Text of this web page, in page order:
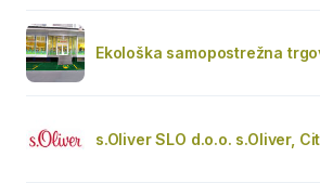
Ekološka samopostrežna
s.Oliver SLO d.o.o. s.Oliver,